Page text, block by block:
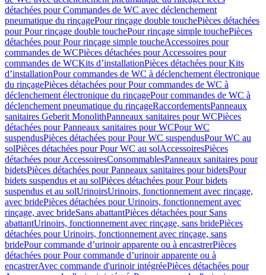
détachées pour Commandes de WC avec déclenchement
pneumatique du rinçagePour rinçage double touchePièces détachées
pour Pour rinçage double touchePour rinçage simple touchePièces
détachées pour Pour rinçage simple toucheAccessoires pour
commandes de WCPièces détachées pour Accessoires pour
commandes de WCKits d’installationPièces détachées pour Kits
d’installationPour commandes de WC à déclenchement électronique
du rinçagePièces détachées pour Pour commandes de WC à
déclenchement électronique du rinçagePour commandes de WC à
déclenchement pneumatique du rinçageRaccordementsPanneaux
sanitaires Geberit MonolithPanneaux sanitaires pour WCPièces
détachées pour Panneaux sanitaires pour WCPour WC
suspendusPièces détachées pour Pour WC suspendusPour WC au
solPièces détachées pour Pour WC au solAccessoiresPièces
détachées pour AccessoiresConsommablesPanneaux sanitaires pour
bidetsPièces détachées pour Panneaux sanitaires pour bidetsPour
bidets suspendus et au solPièces détachées pour Pour bidets
suspendus et au solUrinoirsUrinoirs, fonctionnement avec rinçage,
avec bridePièces détachées pour Urinoirs, fonctionnement avec
rinçage, avec brideSans abattantPièces détachées pour Sans
abattantUrinoirs, fonctionnement avec rinçage, sans bridePièces
détachées pour Urinoirs, fonctionnement avec rinçage, sans
bridePour commande d’urinoir apparente ou à encastrerPièces
détachées pour Pour commande d’urinoir apparente ou à
encastrerAvec commande d'urinoir intégréePièces détachées pour